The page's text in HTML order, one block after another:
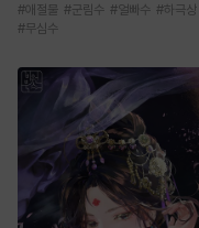
#애절물 #군림수 #얼빠수 #하극상
#무심수